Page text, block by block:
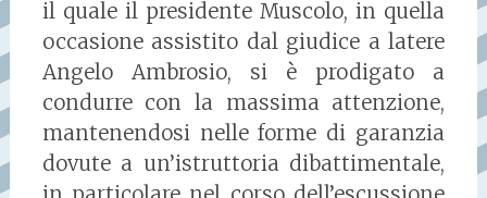
il quale il presidente Muscolo, in quella
occasione assistito dal giudice a latere
Angelo Ambrosio, si è prodigato a
condurre con la massima attenzione,
mantenendosi nelle forme di garanzia
dovute a un’istruttoria dibattimentale,